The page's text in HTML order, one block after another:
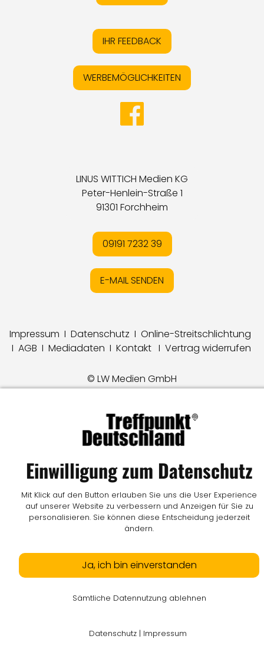
IHR FEEDBACK
WERBEMÖGLICHKEITEN
LINUS WITTICH Medien KG
Peter-Henlein-Straße 1
91301 Forchheim
09191 7232 39
E-MAIL SENDEN
Impressum I Datenschutz I Online-Streitschlichtung
I AGB I Mediadaten I Kontakt I Vertrag widerrufen
© LW Medien GmbH
Einwilligung zum Datenschutz
Mit Klick auf den Button erlauben Sie uns die User Experience
auf unserer Website zu verbessern und Anzeigen für Sie zu
personalisieren. Sie können diese Entscheidung jederzeit
ändern.
Ja, ich bin einverstanden
Sämtliche Datennutzung ablehnen
Datenschutz | Impressum